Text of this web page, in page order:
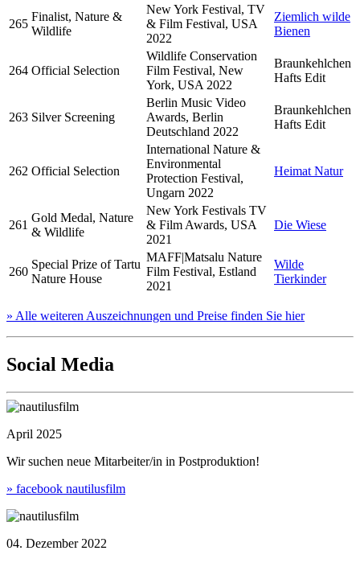
265
Finalist, Nature &
Wildlife
New York Festival, TV
& Film Festival, USA
2022
Ziemlich wilde
Bienen
264 Official Selection
Wildlife Conservation
Film Festival, New
York, USA 2022
Braunkehlchen
Hafts Edit
263 Silver Screening
Berlin Music Video
Awards, Berlin
Deutschland 2022
Braunkehlchen
Hafts Edit
262 Official Selection
International Nature &
Environmental
Protection Festival,
Ungarn 2022
Heimat Natur
261
Gold Medal, Nature
& Wildlife
New York Festivals TV
& Film Awards, USA
2021
Die Wiese
260
Special Prize of Tartu
Nature House
MAFF|Matsalu Nature
Film Festival, Estland
2021
Wilde
Tierkinder
» Alle weiteren Auszeichnungen und Preise finden Sie hier
Social Media
April 2025
Wir suchen neue Mitarbeiter/in in Postproduktion!
» facebook nautilusfilm
04. Dezember 2022